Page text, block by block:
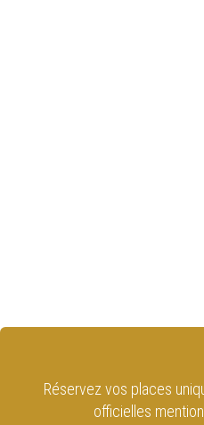
Réservez vos places
officielles